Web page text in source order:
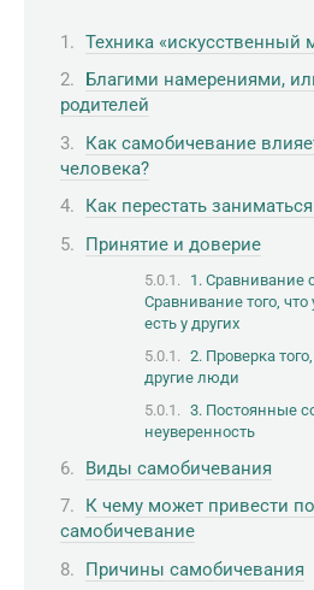
Техника
Благими намерениями,
родителей
Как самобичевание
человека?
Как перестать
Принятие и доверие
1. Сравнивание
Сравнивание того, что
есть у других
2. Проверка
другие люди
3. Постоянные
неуверенность
Виды самобичевания
К чему может привести
самобичевание
Причины самобичевания